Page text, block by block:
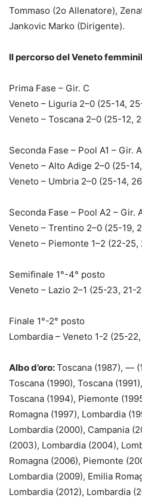
Tommaso (2o Allenatore),
Jankovic Marko (Dirigente).
Il percorso del Veneto
Prima Fase – Gir. C
Veneto – Liguria 2–0 (25-14,
Veneto – Toscana 2–0 (25-12,
Seconda Fase – Pool A1 – Gir.
Veneto – Alto Adige 2–0 (25-
Veneto – Umbria 2–0 (25-14,
Seconda Fase – Pool A2 – Gir.
Veneto – Trentino 2–0 (25-19,
Veneto – Piemonte 1–2 (22-25,
Semifinale 1°-4° posto
Veneto – Lazio 2–1 (25-23, 21-
Finale 1°-2° posto
Lombardia – Veneto 1-2 (25-
Albo d’oro:Toscana (1987), —
Toscana (1990), Toscana
Toscana (1994), Piemonte
Romagna (1997), Lombardia
Lombardia (2000), Campania
(2003), Lombardia (2004),
Romagna (2006), Piemonte
Lombardia (2009), Emilia
Lombardia (2012), Lombardia